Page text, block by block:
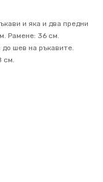
и яка и два предни
Рамене: 36 см.
шев на ръкавите.
см.